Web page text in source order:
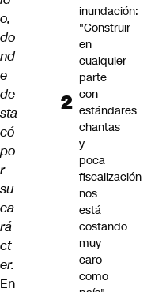
o,
do
nd
e
de
sta
có
po
r
su
ca
rá
ct
er.
En
inundación:
"Construir
en
cualquier
parte
con
estándares
chantas
y
poca
fiscalización
nos
está
costando
muy
caro
como